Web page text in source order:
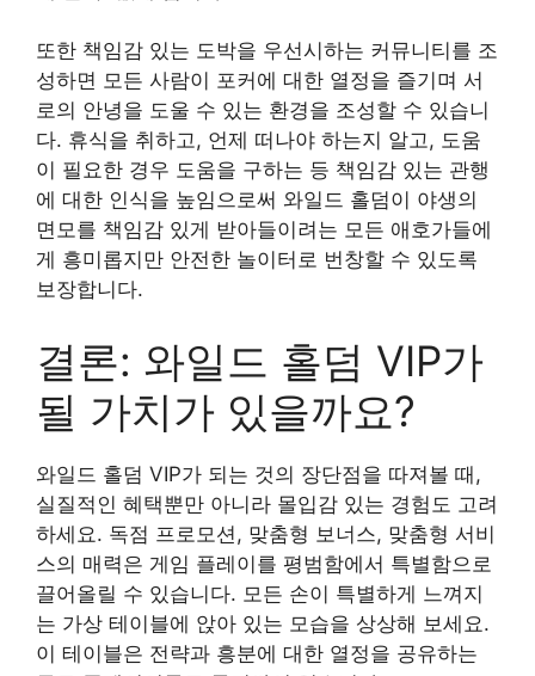
또한 책임감 있는 도박을 우선시하는 커뮤니티를 조
성하면 모든 사람이 포커에 대한 열정을 즐기며 서
로의 안녕을 도울 수 있는 환경을 조성할 수 있습니
다. 휴식을 취하고, 언제 떠나야 하는지 알고, 도움
이 필요한 경우 도움을 구하는 등 책임감 있는 관행
에 대한 인식을 높임으로써 와일드 홀덤이 야생의
면모를 책임감 있게 받아들이려는 모든 애호가들에
게 흥미롭지만 안전한 놀이터로 번창할 수 있도록
보장합니다.
결론: 와일드 홀덤 VIP가
될 가치가 있을까요?
와일드 홀덤 VIP가 되는 것의 장단점을 따져볼 때,
실질적인 혜택뿐만 아니라 몰입감 있는 경험도 고려
하세요. 독점 프로모션, 맞춤형 보너스, 맞춤형 서비
스의 매력은 게임 플레이를 평범함에서 특별함으로
끌어올릴 수 있습니다. 모든 손이 특별하게 느껴지
는 가상 테이블에 앉아 있는 모습을 상상해 보세요.
이 테이블은 전략과 흥분에 대한 열정을 공유하는